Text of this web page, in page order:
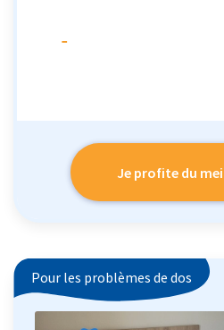
Je profite du
Pour les problèmes de dos